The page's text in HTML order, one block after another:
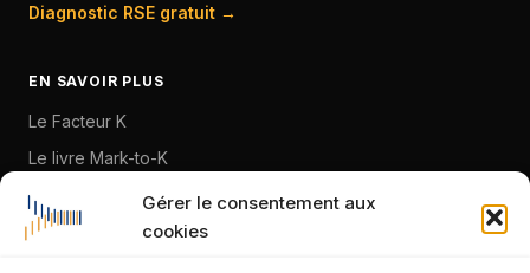
Gérer le consentement aux
cookies
Diagnostic RSE gratuit →
EN SAVOIR PLUS
Le Facteur K
Le livre Mark-to-K
À propos
Blog